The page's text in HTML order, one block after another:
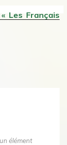
Les Français
élément